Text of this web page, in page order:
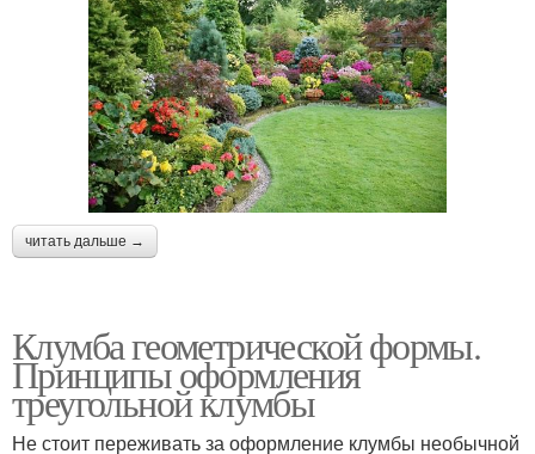
читать дальше →
Клумба геометрической формы.
Принципы оформления
треугольной клумбы
Не стоит переживать за оформление клумбы необычной